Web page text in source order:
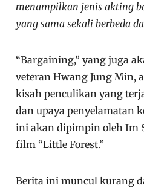
menampilkan jenis akting
yang sama sekali berbeda
“Bargaining,” yang juga
veteran Hwang Jung Min,
kisah penculikan yang
dan upaya penyelamatan
ini akan dipimpin oleh Im
film “Little Forest.”
Berita ini muncul kurang